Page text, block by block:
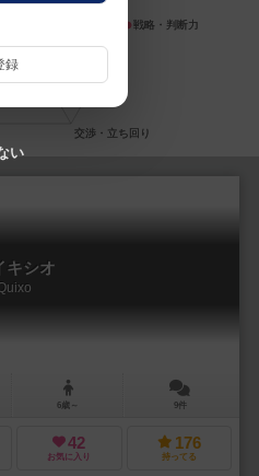
キシオ
6歳～ 9件
42
お気に入り
176
持ってる
録
い